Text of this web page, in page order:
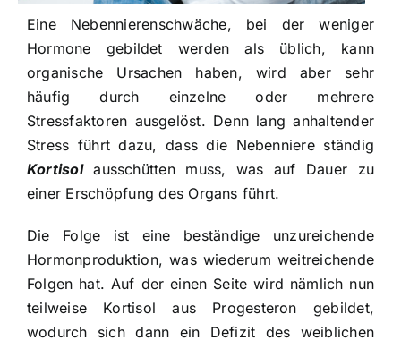
Eine Nebennierenschwäche, bei der weniger
Hormone gebildet werden als üblich, kann
organische Ursachen haben, wird aber sehr
häufig durch einzelne oder mehrere
Stressfaktoren ausgelöst. Denn lang anhaltender
Stress führt dazu, dass die Nebenniere ständig
Kortisolausschütten muss, was auf Dauer zu
einer Erschöpfung des Organs führt.
Die Folge ist eine beständige unzureichende
Hormonproduktion, was wiederum weitreichende
Folgen hat. Auf der einen Seite wird nämlich nun
teilweise Kortisol aus Progesteron gebildet,
wodurch sich dann ein Defizit des weiblichen